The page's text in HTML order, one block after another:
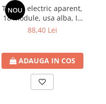
NOU
Tablou electric aparent,
18 module, usa alba, IP
40, ETI
88,40 Lei
ADAUGA IN COS